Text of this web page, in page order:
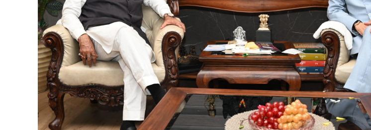
SUBSCRIBE NOW
देश दुनिया
शहर एवं राज्य
क्राइम
खेल खबर
मनोरंजन
बिजनेस
ई-पेपर